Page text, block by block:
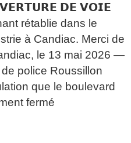
𝗗𝗘 𝗩𝗢𝗜𝗘
rétablie dans le
à Candiac. Merci de
le 13 mai 2026 —
police Roussillon
que le boulevard
fermé